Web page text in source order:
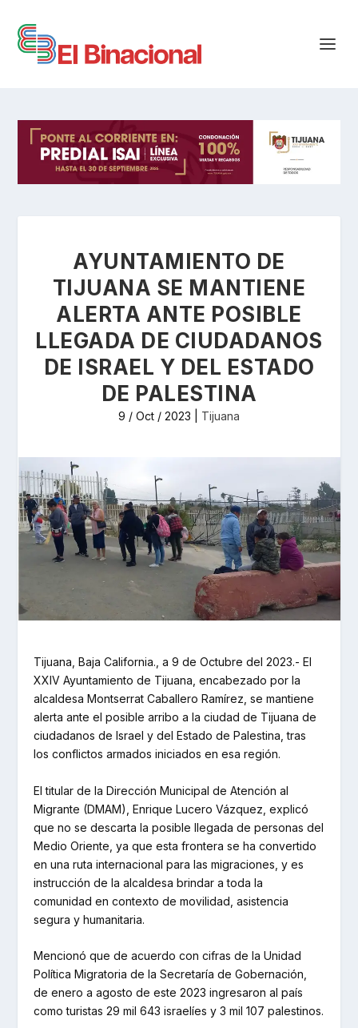
AYUNTAMIENTO DE
TIJUANA SE MANTIENE
ALERTA ANTE POSIBLE
LLEGADA DE CIUDADANOS
DE ISRAEL Y DEL ESTADO
DE PALESTINA
9 / Oct / 2023 Tijuana
Tijuana, Baja California., a 9 de Octubre del 2023.- El
XXIV Ayuntamiento de Tijuana, encabezado por la
alcaldesa Montserrat Caballero Ramírez, se mantiene
alerta ante el posible arribo a la ciudad de Tijuana de
ciudadanos de Israel y del Estado de Palestina, tras
los conflictos armados iniciados en esa región.
El titular de la Dirección Municipal de Atención al
Migrante (DMAM), Enrique Lucero Vázquez, explicó
que no se descarta la posible llegada de personas del
Medio Oriente, ya que esta frontera se ha convertido
en una ruta internacional para las migraciones, y es
instrucción de la alcaldesa brindar a toda la
comunidad en contexto de movilidad, asistencia
segura y humanitaria.
Mencionó que de acuerdo con cifras de la Unidad
Política Migratoria de la Secretaría de Gobernación,
de enero a agosto de este 2023 ingresaron al país
como turistas 29 mil 643 israelíes y 3 mil 107 palestinos.